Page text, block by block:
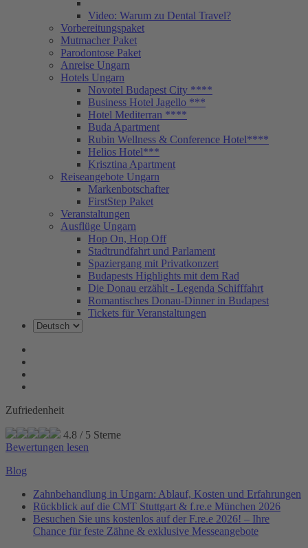
Video: Warum zu Dental Travel?
Vorbereitungspaket
Mutmacher Paket
Parodontose Paket
Anreise Ungarn
Hotels Ungarn
Novotel Budapest City ****
Business Hotel Jagello ***
Hotel Mediterran ****
Buda Apartment
Rubin Wellness & Conference Hotel****
Helios Hotel***
Krisztina Apartment
Reiseangebote Ungarn
Markenbotschafter
FirstStep Paket
Veranstaltungen
Ausflüge Ungarn
Hop On, Hop Off
Stadtrundfahrt und Parlament
Spaziergang mit Privatkonzert
Budapests Highlights mit dem Rad
Die Donau erzählt - Legenda Schifffahrt
Romantisches Donau-Dinner in Budapest
Tickets für Veranstaltungen
Zufriedenheit
4.8 / 5 Sterne
Bewertungen lesen
Blog
Zahnbehandlung in Ungarn: Ablauf, Kosten und Erfahrungen
Rückblick auf die CMT Stuttgart & f.re.e München 2026
Besuchen Sie uns kostenlos auf der F.re.e 2026! – Ihre
Chance für feste Zähne & exklusive Messeangebote